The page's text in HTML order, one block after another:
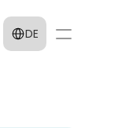
Select Language
DE